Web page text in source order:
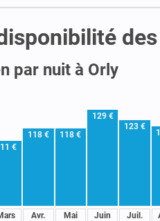
par nuit à Orly
€
118 €
Avr.
118 €
Mai
129 €
Juin
123 €
Juil.